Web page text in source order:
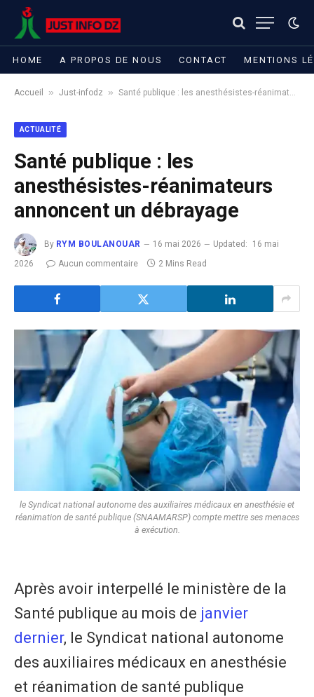
HOME A PROPOS DE NOUS CONTACT MENTIONS
Accueil » Just-infodz » Santé publique : les anesthésistes-réanimateurs annoncent un débrayage
ACTUALITÉ
Santé publique : les
anesthésistes-réanimateurs
annoncent un débrayage
By RYM BOULANOUAR 16 mai 2026 Updated:
16 mai
2026
Aucun commentaire 2 Mins Read
le Syndicat national autonome des auxiliaires médicaux en anesthésie et
réanimation de santé publique (SNAAMARSP) compte mettre ses menaces
à exécution.
Après avoir interpellé le ministère de la
Santé publique au mois de janvier
dernier, le Syndicat national autonome
des auxiliaires médicaux en anesthésie
et réanimation de santé publique